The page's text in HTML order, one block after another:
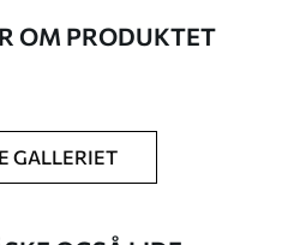
bredde på op til 50 cm.
OM PRODUKTET
GALLERIET